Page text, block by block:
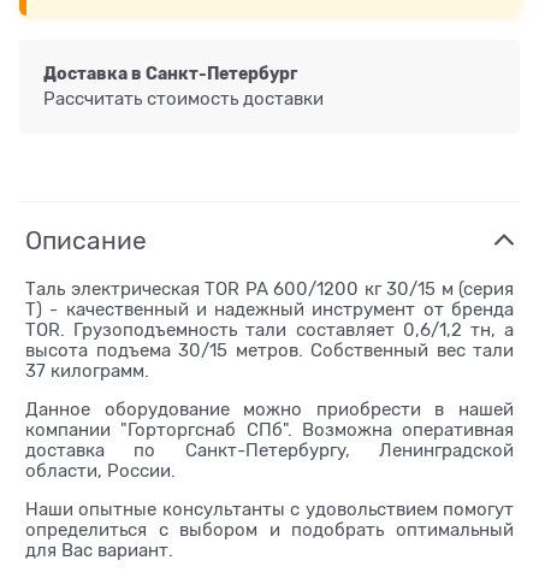
Доставка в Санкт-Петербург
Рассчитать стоимость доставки
Описание
Таль электрическая TOR PA 600/1200 кг 30/15 м (серия
T) - качественный и надежный инструмент от бренда
TOR. Грузоподъемность тали составляет 0,6/1,2 тн, а
высота подъема 30/15 метров. Собственный вес тали
37 килограмм.
Данное оборудование можно приобрести в нашей
компании "Горторгснаб СПб". Возможна оперативная
доставка по Санкт-Петербургу, Ленинградской
области, России.
Наши опытные консультанты с удовольствием помогут
определиться с выбором и подобрать оптимальный
для Вас вариант.